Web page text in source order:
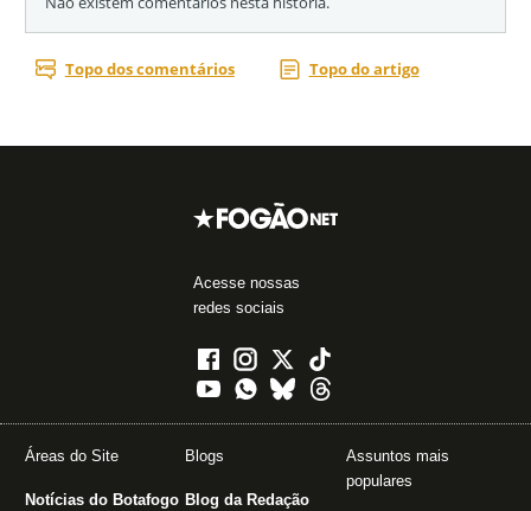
Acesse nossas
redes sociais
Áreas do Site
Notícias do Botafogo
Blogs
Blog da Redação
Assuntos mais
populares